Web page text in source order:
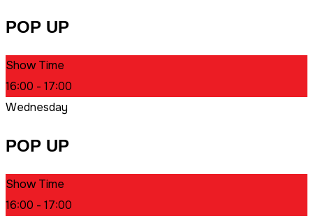
POP UP
Show Time
16:00 - 17:00
Wednesday
POP UP
Show Time
16:00 - 17:00